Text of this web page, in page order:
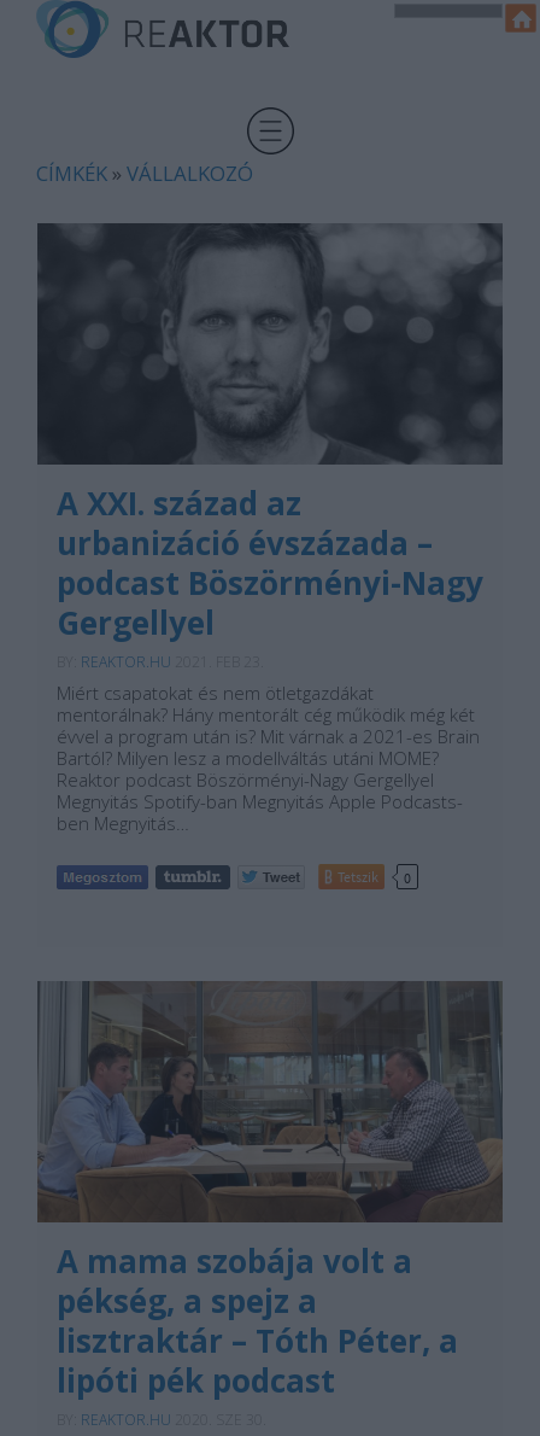
CÍMKÉK » VÁLLALKOZÓ
A XXI. század az
urbanizáció évszázada –
podcast Böszörményi-Nagy
Gergellyel
REAKTOR.HU
Miért csapatokat és nem ötletgazdákat
mentorálnak? Hány mentorált cég működik még két
évvel a program után is? Mit várnak a 2021-es Brain
Bartól? Milyen lesz a modellváltás utáni MOME?
Reaktor podcast Böszörményi-Nagy Gergellyel
Megnyitás Spotify-ban Megnyitás Apple Podcasts-
ben Megnyitás…
Tetszik 0
A mama szobája volt a
pékség, a spejz a
lisztraktár – Tóth Péter, a
lipóti pék podcast
REAKTOR.HU